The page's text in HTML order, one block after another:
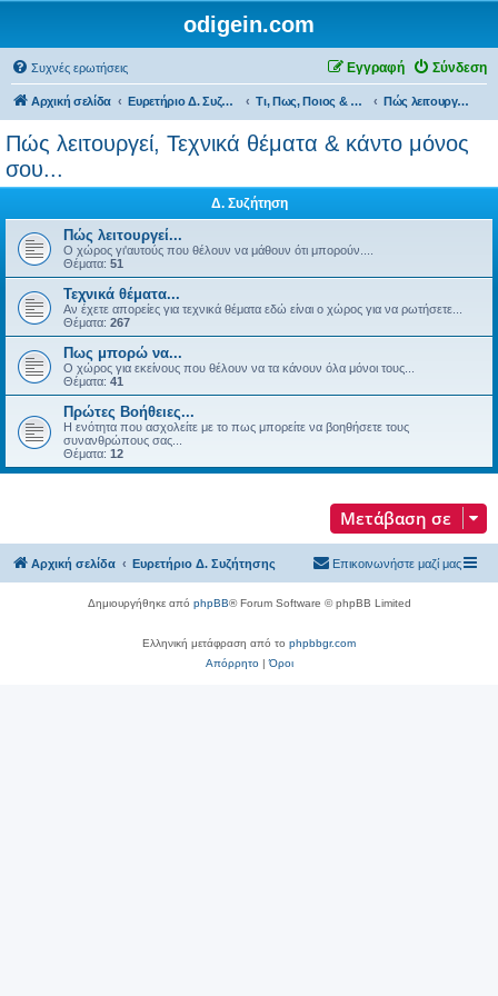
odigein.com
Συχνές ερωτήσεις Σύνδεση
Εγγραφή
Αρχική σελίδα Ευρετήριο Δ. Συζήτησης Τι, Πως, Ποιος & Πού... Πώς λειτουργεί, Τεχνικά θέματα & κάντο μόνος σου...
Πώς λειτουργεί, Τεχνικά θέματα & κάντο μόνος
σου...
Δ. Συζήτηση
Πώς λειτουργεί...
Ο χώρος γι'αυτούς που θέλουν να μάθουν ότι μπορούν....
Θέματα: 51
Τεχνικά θέματα...
Αν έχετε απορείες για τεχνικά θέματα εδώ είναι ο χώρος για να ρωτήσετε...
Θέματα: 267
Πως μπορώ να...
Ο χώρος για εκείνους που θέλουν να τα κάνουν όλα μόνοι τους...
Θέματα: 41
Πρώτες Βοήθειες...
Η ενότητα που ασχολείτε με το πως μπορείτε να βοηθήσετε τους
συνανθρώπους σας...
Θέματα: 12
Μετάβαση σε
Αρχική σελίδα Ευρετήριο Δ. Συζήτησης Επικοινωνήστε μαζί μας
Δημιουργήθηκε από phpBB® Forum Software © phpBB Limited
Ελληνική μετάφραση από το phpbbgr.com
Απόρρητο|Όροι